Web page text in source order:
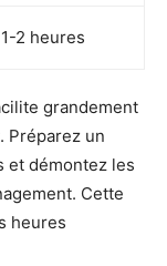
1-2 heures
grandement
Préparez un
et démontez les
Cette
heures